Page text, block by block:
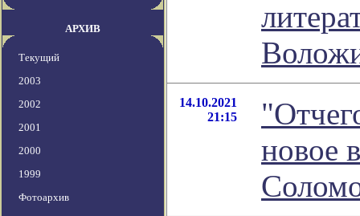
АРХИВ
Текущий
2003
2002
2001
2000
1999
Фотоархив
14.10.2021
21:15
новое